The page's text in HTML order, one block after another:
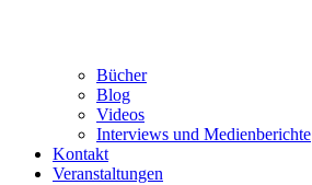
Bücher
Blog
Videos
Interviews und Medienberichte
Kontakt
Veranstaltungen